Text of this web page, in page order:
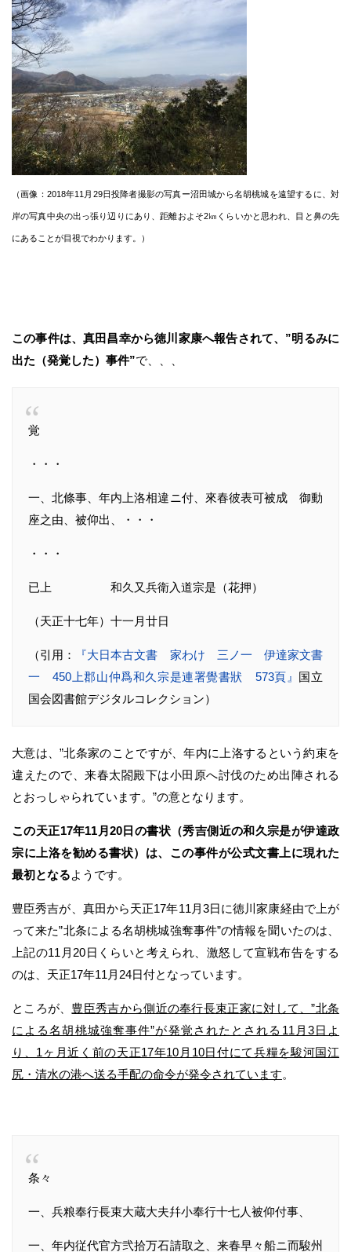
（画像：2018年11月29日投降者撮影の写真ー沼田城から名胡桃城を遠望するに、対
岸の写真中央の出っ張り辺りにあり、距離およそ2㎞くらいかと思われ、目と鼻の先
にあることが目視でわかります。）
この事件は、真田昌幸から徳川家康へ報告されて、”明るみに
出た（発覚した）事件”で、、、
覚
・・・
一、北條事、年内上洛相違ニ付、來春彼表可被成 御動
座之由、被仰出、・・・
・・・
已上 和久又兵衛入道宗是（花押）
（天正十七年）十一月廿日
（引用：
『大日本古文書 家わけ 三ノ一 伊達家文書
一 450上郡山仲爲和久宗是連署覺書狀 573頁』 国立
国会図書館デジタルコレクション）
大意は、”北条家のことですが、年内に上洛するという約束を
違えたので、来春太閤殿下は小田原へ討伐のため出陣される
とおっしゃられています。”の意となります。
この天正17年11月20日の書状（秀吉側近の和久宗是が伊達政
宗に上洛を勧める書状）は、この事件が公式文書上に現れた
最初となるようです。
豊臣秀吉が、真田から天正17年11月3日に徳川家康経由で上が
って来た”北条による名胡桃城強奪事件”の情報を聞いたのは、
上記の11月20日くらいと考えられ、激怒して宣戦布告をする
のは、天正17年11月24日付となっています。
ところが、 豊臣秀吉から側近の奉行長束正家に対して、”北条
による名胡桃城強奪事件”が発覚されたとされる11月3日よ
り、1ヶ月近く前の天正17年10月10日付にて兵糧を駿河国江
尻・清水の港へ送る手配の命令が発令されています。
条々
一、兵粮奉行長束大蔵大夫幷小奉行十七人被仰付事、
一、年内従代官方弐拾万石請取之、来春早々船ニ而駿州